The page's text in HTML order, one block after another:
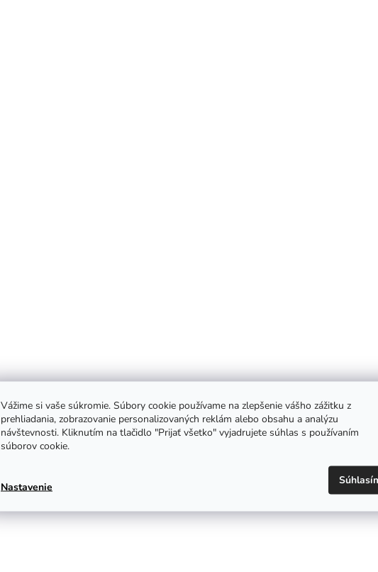
Vážime si vaše súkromie. Súbory cookie používame na zlepšenie vášho zážitku z
prehliadania, zobrazovanie personalizovaných reklám alebo obsahu a analýzu
návštevnosti. Kliknutím na tlačidlo "Prijať všetko" vyjadrujete súhlas s používaním
súborov cookie.
Nastavenie